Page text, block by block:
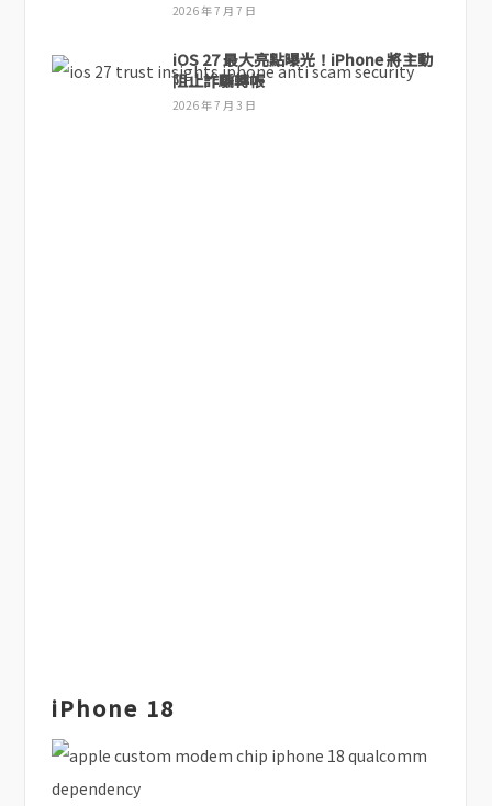
2026 年 7 月 7 日
iOS 27 最大亮點曝光！iPhone 將主動
阻止詐騙轉帳
2026 年 7 月 3 日
iPhone 18